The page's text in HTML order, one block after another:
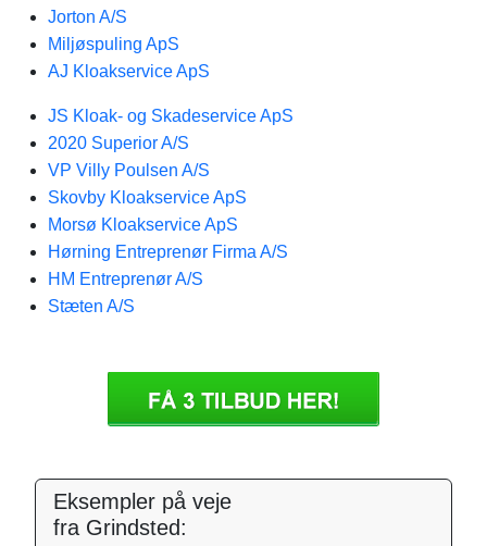
Jorton A/S
Miljøspuling ApS
AJ Kloakservice ApS
JS Kloak- og Skadeservice ApS
2020 Superior A/S
VP Villy Poulsen A/S
Skovby Kloakservice ApS
Morsø Kloakservice ApS
Hørning Entreprenør Firma A/S
HM Entreprenør A/S
Stæten A/S
Eksempler på veje
fra Grindsted: